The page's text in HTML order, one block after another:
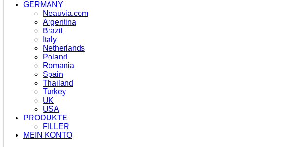
GERMANY
Neauvia.com
Argentina
Brazil
Italy
Netherlands
Poland
Romania
Spain
Thailand
Turkey
UK
USA
PRODUKTE
FILLER
MEIN KONTO